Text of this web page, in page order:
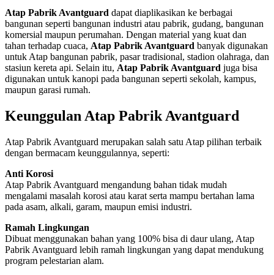
Atap Pabrik Avantguard dapat diaplikasikan ke berbagai
bangunan seperti bangunan industri atau pabrik, gudang, bangunan
komersial maupun perumahan. Dengan material yang kuat dan
tahan terhadap cuaca, Atap Pabrik Avantguard banyak digunakan
untuk Atap bangunan pabrik, pasar tradisional, stadion olahraga, dan
stasiun kereta api. Selain itu, Atap Pabrik Avantguard juga bisa
digunakan untuk kanopi pada bangunan seperti sekolah, kampus,
maupun garasi rumah.
Keunggulan Atap Pabrik Avantguard
Atap Pabrik Avantguard merupakan salah satu Atap pilihan terbaik
dengan bermacam keunggulannya, seperti:
Anti Korosi
Atap Pabrik Avantguard mengandung bahan tidak mudah
mengalami masalah korosi atau karat serta mampu bertahan lama
pada asam, alkali, garam, maupun emisi industri.
Ramah Lingkungan
Dibuat menggunakan bahan yang 100% bisa di daur ulang, Atap
Pabrik Avantguard lebih ramah lingkungan yang dapat mendukung
program pelestarian alam.